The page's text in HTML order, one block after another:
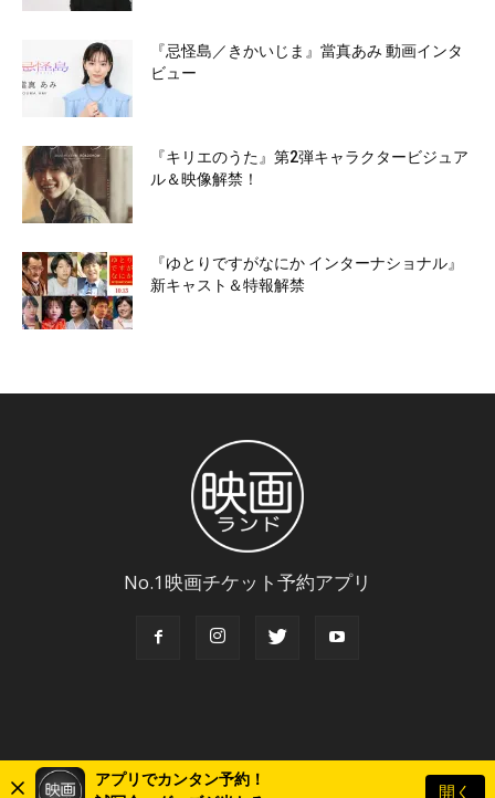
アプリでカンタン予約！
開く
『忌怪島／きかいじま』當真あみ 動画インタ
ビュー
『キリエのうた』第2弾キャラクタービジュア
ル＆映像解禁！
『ゆとりですがなにか インターナショナル』
新キャスト＆特報解禁
No.1映画チケット予約アプリ